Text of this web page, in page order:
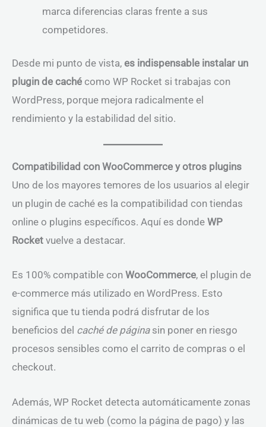
marca diferencias claras frente a sus
competidores.
Desde mi punto de vista, es indispensable instalar un
plugin de caché como WP Rocket si trabajas con
WordPress, porque mejora radicalmente el
rendimiento y la estabilidad del sitio.
Compatibilidad con WooCommerce y otros plugins
Uno de los mayores temores de los usuarios al elegir
un plugin de caché es la compatibilidad con tiendas
online o plugins específicos. Aquí es donde WP
Rocket vuelve a destacar.
Es 100% compatible con WooCommerce, el plugin de
e-commerce más utilizado en WordPress. Esto
significa que tu tienda podrá disfrutar de los
beneficios del caché de páginasin poner en riesgo
procesos sensibles como el carrito de compras o el
checkout.
Además, WP Rocket detecta automáticamente zonas
dinámicas de tu web (como la página de pago) y las